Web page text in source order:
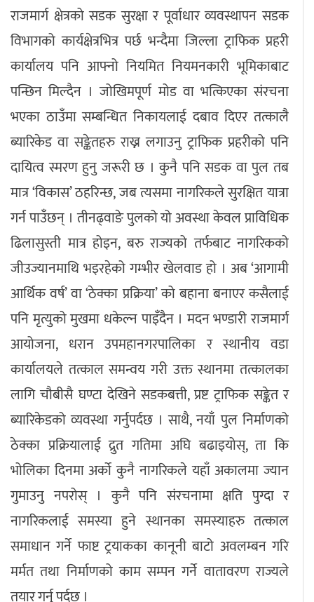
राजमार्ग क्षेत्रको सडक सुरक्षा र पूर्वाधार व्यवस्थापन सडक
विभागको कार्यक्षेत्रभित्र पर्छ भन्दैमा जिल्ला ट्राफिक प्रहरी
कार्यालय पनि आफ्नो नियमित नियमनकारी भूमिकाबाट
पन्छिन मिल्दैन । जोखिमपूर्ण मोड वा भत्किएका संरचना
भएका ठाउँमा सम्बन्धित निकायलाई दबाव दिएर तत्कालै
ब्यारिकेड वा सङ्केतहरु राख्न लगाउनु ट्राफिक प्रहरीको पनि
दायित्व स्मरण हुनु जरूरी छ । कुनै पनि सडक वा पुल तब
मात्र ‘विकास’ ठहरिन्छ, जब त्यसमा नागरिकले सुरक्षित यात्रा
गर्न पाउँछन् । तीनढ्वाङे पुलको यो अवस्था केवल प्राविधिक
ढिलासुस्ती मात्र होइन, बरु राज्यको तर्फबाट नागरिकको
जीउज्यानमाथि भइरहेको गम्भीर खेलवाड हो । अब ‘आगामी
आर्थिक वर्ष’ वा ‘ठेक्का प्रक्रिया’ को बहाना बनाएर कसैलाई
पनि मृत्युको मुखमा धकेल्न पाइँदैन । मदन भण्डारी राजमार्ग
आयोजना, धरान उपमहानगरपालिका र स्थानीय वडा
कार्यालयले तत्काल समन्वय गरी उक्त स्थानमा तत्कालका
लागि चौबीसै घण्टा देखिने सडकबत्ती, प्रष्ट ट्राफिक सङ्केत र
ब्यारिकेडको व्यवस्था गर्नुपर्दछ । साथै, नयाँ पुल निर्माणको
ठेक्का प्रक्रियालाई द्रुत गतिमा अघि बढाइयोस्, ता कि
भोलिका दिनमा अर्को कुनै नागरिकले यहाँ अकालमा ज्यान
गुमाउनु नपरोस् । कुनै पनि संरचनामा क्षति पुग्दा र
नागरिकलाई समस्या हुने स्थानका समस्याहरु तत्काल
समाधान गर्ने फाष्ट ट्रयाकका कानूनी बाटो अवलम्बन गरि
मर्मत तथा निर्माणको काम सम्पन गर्ने वातावरण राज्यले